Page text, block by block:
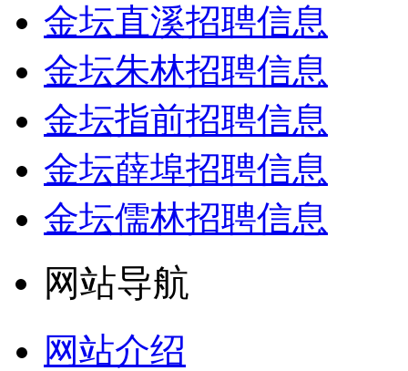
金坛直溪招聘信息
金坛朱林招聘信息
金坛指前招聘信息
金坛薛埠招聘信息
金坛儒林招聘信息
网站导航
网站介绍